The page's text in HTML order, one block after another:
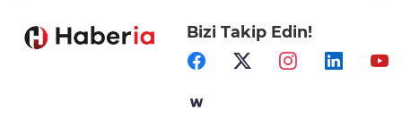
Ormanya’nın Atlas’ı yaban hayatına ışık
Bursa İnegöl'de Alanyurt Yüzme
Bizi Takip Edin!